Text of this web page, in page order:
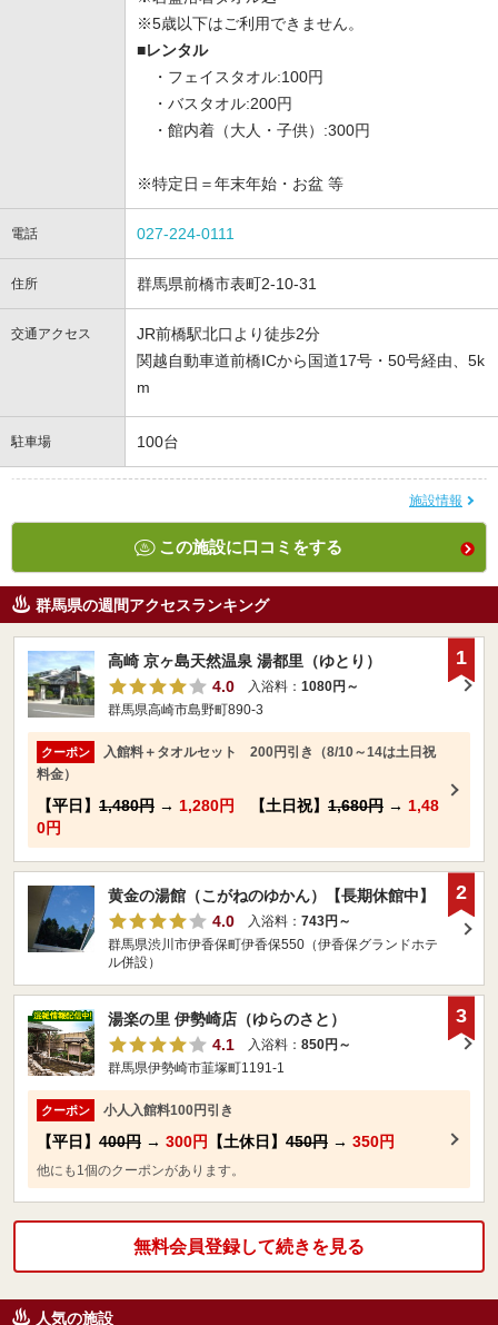
※5歳以下はご利用できません。
■レンタル
・フェイスタオル:100円
・バスタオル:200円
・館内着（大人・子供）:300円
※特定日＝年末年始・お盆 等
電話 027-224-0111
住所 群馬県前橋市表町2-10-31
交通アクセス
JR前橋駅北口より徒歩2分
関越自動車道前橋ICから国道17号・50号経由、5k
m
駐車場 100台
施設情報
この施設に口コミをする
群馬県の週間アクセスランキング
高崎 京ヶ島天然温泉 湯都里（ゆとり）
4.0
入浴料： 1080円～
群馬県高崎市島野町890-3
クーポン
入館料＋タオルセット 200円引き（8/10～14は土日祝
料金）
【平日】 1,480円 → 1,280円 【土日祝】 1,680円 → 1,48
0円
1
黄金の湯館（こがねのゆかん）【長期休館中】
4.0
入浴料： 743円～
群馬県渋川市伊香保町伊香保550（伊香保グランドホテ
ル併設）
2
湯楽の里 伊勢崎店（ゆらのさと）
4.1
入浴料： 850円～
群馬県伊勢崎市韮塚町1191-1
クーポン 小人入館料100円引き
【平日】 400円 → 300円 【土休日】 450円 → 350円
他にも1個のクーポンがあります。
3
無料会員登録して続きを見る
人気の施設